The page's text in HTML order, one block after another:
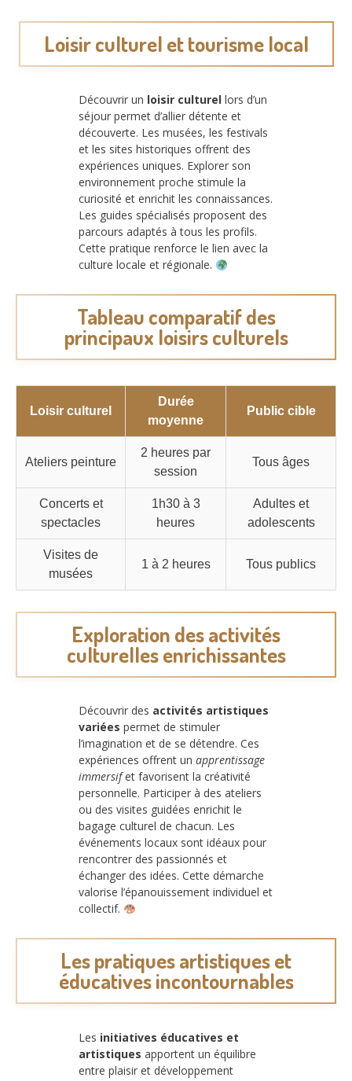
Loisir culturel et tourisme local
Découvrir un loisir culturel lors d’un
séjour permet d’allier détente et
découverte. Les musées, les festivals
et les sites historiques offrent des
expériences uniques. Explorer son
environnement proche stimule la
curiosité et enrichit les connaissances.
Les guides spécialisés proposent des
parcours adaptés à tous les profils.
Cette pratique renforce le lien avec la
culture locale et régionale.
Tableau comparatif des
principaux loisirs culturels
Loisir culturel
Durée
moyenne
Public cible
Ateliers peinture
2 heures par
session
Tous âges
Concerts et
spectacles
1h30 à 3
heures
Adultes et
adolescents
Visites de
musées
1 à 2 heures Tous publics
Exploration des activités
culturelles enrichissantes
Découvrir des activités artistiques
variées permet de stimuler
l’imagination et de se détendre. Ces
expériences offrent un apprentissage
immersifet favorisent la créativité
personnelle. Participer à des ateliers
ou des visites guidées enrichit le
bagage culturel de chacun. Les
événements locaux sont idéaux pour
rencontrer des passionnés et
échanger des idées. Cette démarche
valorise l’épanouissement individuel et
collectif.
Les pratiques artistiques et
éducatives incontournables
Les initiatives éducatives et
artistiques apportent un équilibre
entre plaisir et développement